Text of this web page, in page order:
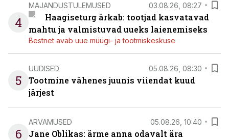
4
MAJANDUSTULEMUSED 03.08.26, 08:27
Haagiseturg ärkab: tootjad kasvatavad
mahtu ja valmistuvad uueks laienemiseks
Bestnet avab uue müügi- ja tootmiskeskuse
5
UUDISED 05.08.26, 08:30
Tootmine vähenes juunis viiendat kuud
järjest
6
ARVAMUSED 05.08.26, 10:40
Jane Oblikas: ärme anna odavalt ära